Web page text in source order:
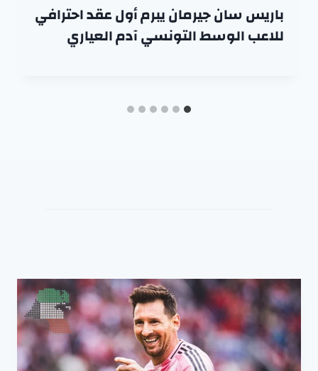
باريس سان جيرمان يبرم أول عقد احترافي
للاعب الوسط التونسي آدم العياري